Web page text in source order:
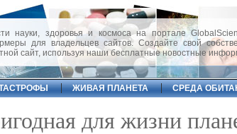
науки, здоровья и космоса на портале
для владельцев сайтов. Создайте свой
сайт, используя наши бесплатные новостные
ЖИВАЯ ПЛАНЕТА СРЕДА
для жизни